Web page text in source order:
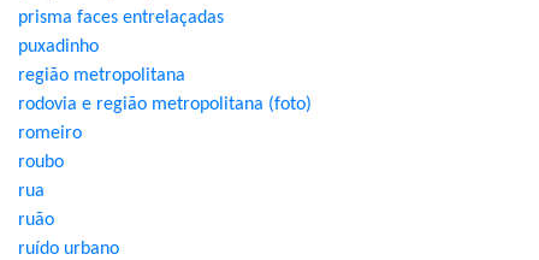
prisma faces entrelaçadas
puxadinho
região metropolitana
rodovia e região metropolitana (foto)
romeiro
roubo
rua
ruão
ruído urbano